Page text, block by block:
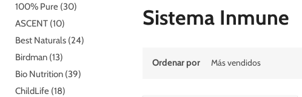
100% Pure (30)
ASCENT (10)
Best Naturals (24)
Birdman (13)
Bio Nutrition (39)
ChildLife (18)
Sistema Inmune
Ordenar por